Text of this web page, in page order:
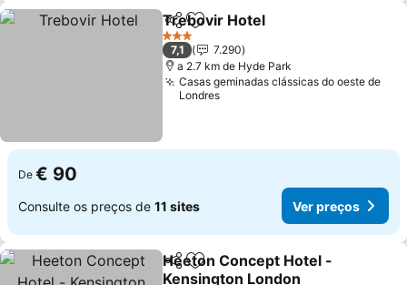
PartilharAdicionar aos favoritos
Trebovir Hotel
3 Estrelas
7,1
7.290
a 2.7 km de Hyde Park
Casas geminadas clássicas do oeste de
Londres
De € 90
Consulte os preços de 11 sites Ver preços
PartilharAdicionar aos favoritos
Heeton Concept Hotel -
Kensington London